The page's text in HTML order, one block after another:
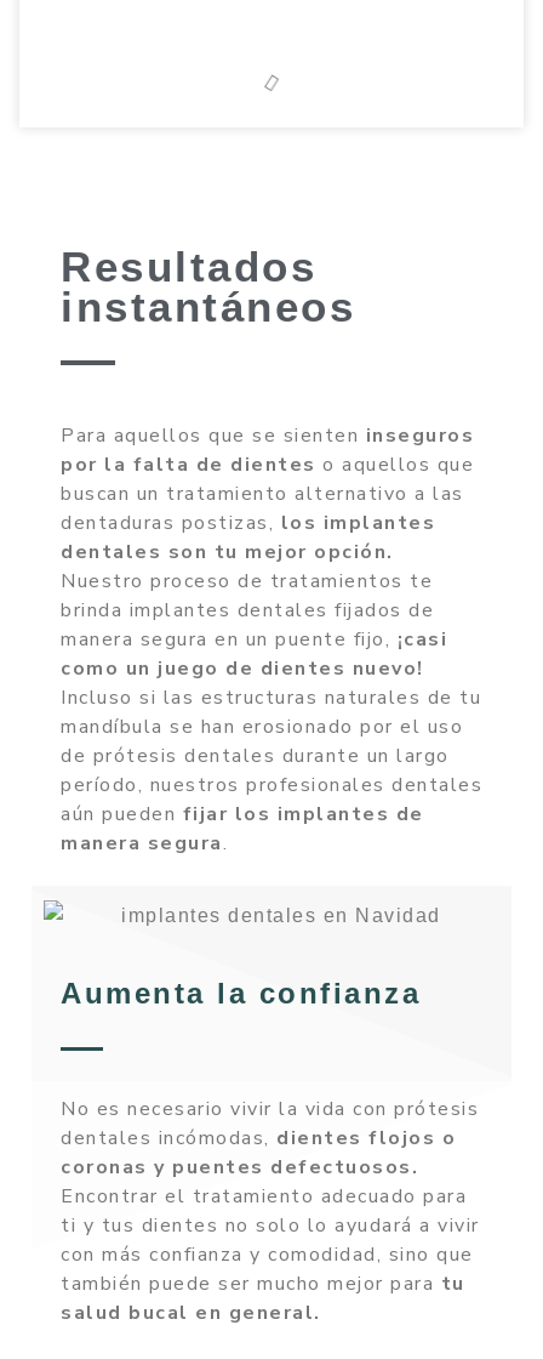
Resultados
instantáneos
Para aquellos que se sienten inseguros
por la falta de dientes o aquellos que
buscan un tratamiento alternativo a las
dentaduras postizas, los implantes
dentales son tu mejor opción.
Nuestro proceso de tratamientos te
brinda implantes dentales fijados de
manera segura en un puente fijo, ¡casi
como un juego de dientes nuevo!
Incluso si las estructuras naturales de tu
mandíbula se han erosionado por el uso
de prótesis dentales durante un largo
período, nuestros profesionales dentales
aún pueden fijar los implantes de
manera segura.
Aumenta la confianza
No es necesario vivir la vida con prótesis
dentales incómodas, dientes flojos o
coronas y puentes defectuosos.
Encontrar el tratamiento adecuado para
ti y tus dientes no solo lo ayudará a vivir
con más confianza y comodidad, sino que
también puede ser mucho mejor para tu
salud bucal en general.